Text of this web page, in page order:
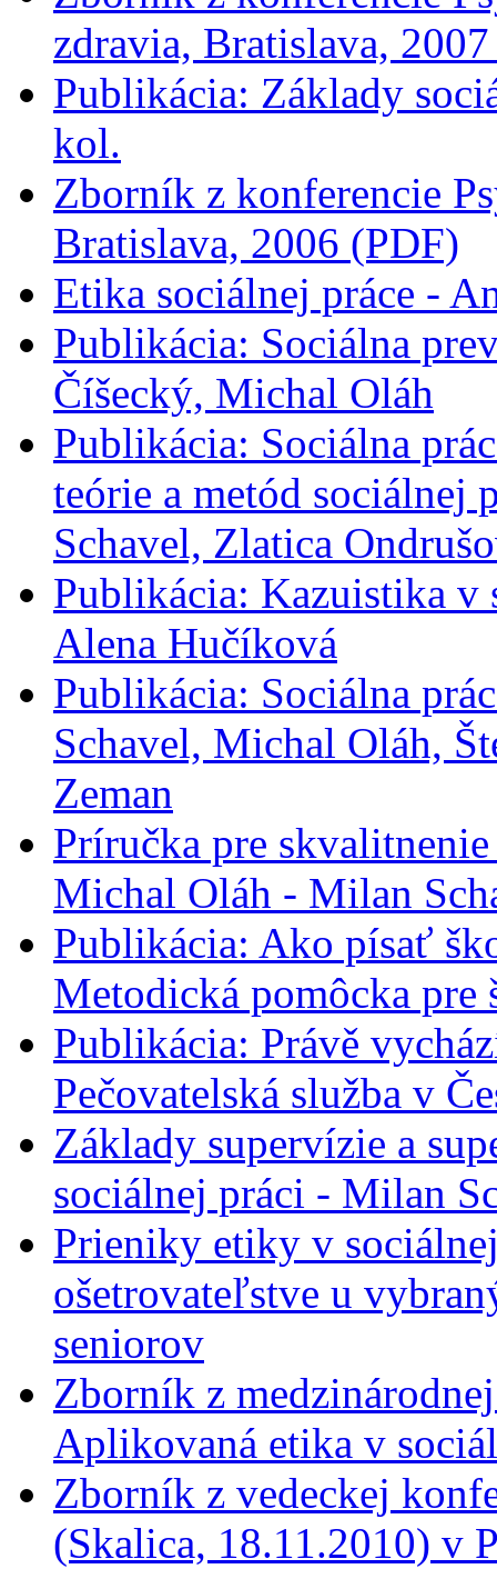
zdravia, Bratislava,
Publikácia: Základy
kol.
Zborník z konferencie
Bratislava, 2006 (PDF)
Etika sociálnej práce -
Publikácia: Sociálna
Číšecký, Michal Oláh
Publikácia: Sociálna
teórie a metód sociálnej
Schavel, Zlatica
Publikácia: Kazuistika v
Alena Hučíková
Publikácia: Sociálna
Schavel, Michal Oláh,
Zeman
Príručka pre
Michal Oláh - Milan
Publikácia: Ako písať
Metodická pomôcka pre
Publikácia: Právě
Pečovatelská služba v
Základy supervízie a
sociálnej práci - Milan
Prieniky etiky v
ošetrovateľstve u
seniorov
Zborník z
Aplikovaná etika v
Zborník z vedeckej
(Skalica, 18.11.2010) v